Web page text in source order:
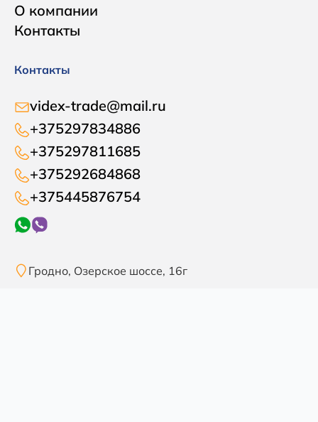
О компании
Контакты
Контакты
videx-trade@mail.ru
+375297834886
+375297811685
+375292684868
+375445876754
Гродно, Озерское шоссе, 16г